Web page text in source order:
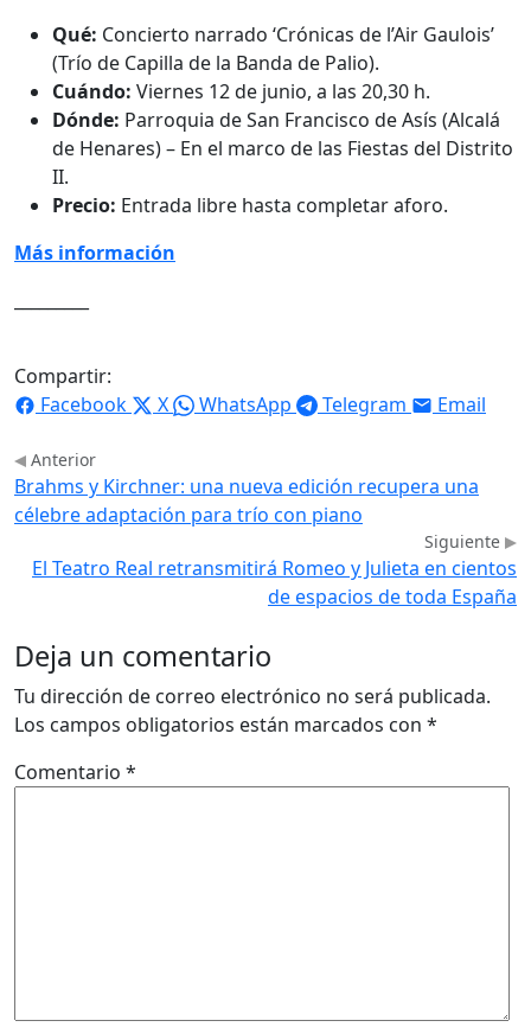
Qué: Concierto narrado ‘Crónicas de l’Air Gaulois’
(Trío de Capilla de la Banda de Palio).
Cuándo: Viernes 12 de junio, a las 20,30 h.
Dónde: Parroquia de San Francisco de Asís (Alcalá
de Henares) – En el marco de las Fiestas del Distrito
II.
Precio: Entrada libre hasta completar aforo.
Más información
Compartir:
Facebook
X WhatsApp Telegram Email
Anterior
Brahms y Kirchner: una nueva edición recupera una
célebre adaptación para trío con piano
Siguiente
El Teatro Real retransmitirá Romeo y Julieta en cientos
de espacios de toda España
Deja un comentario
Tu dirección de correo electrónico no será publicada.
Los campos obligatorios están marcados con *
Comentario *